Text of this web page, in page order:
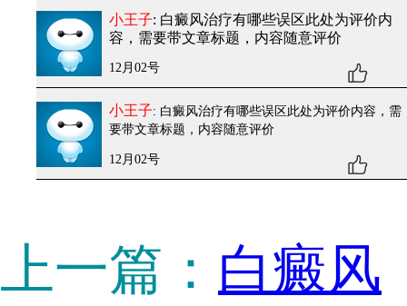
小王子: 白癜风治疗有哪些误区此处为评价内
容，需要带文章标题，内容随意评价
12月02号
小王子: 白癜风治疗有哪些误区 此处为评价内容，需
要带文章标题，内容随意评价
12月02号
上一篇： 白癜风